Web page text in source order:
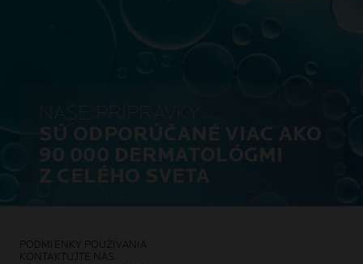
NAŠE PRÍPRAVKY
SÚ ODPORÚČANÉ VIAC AKO
90 000 DERMATOLÓGMI
Z CELÉHO SVETA
PODMIENKY POUŽÍVANIA
KONTAKTUJTE NÁS